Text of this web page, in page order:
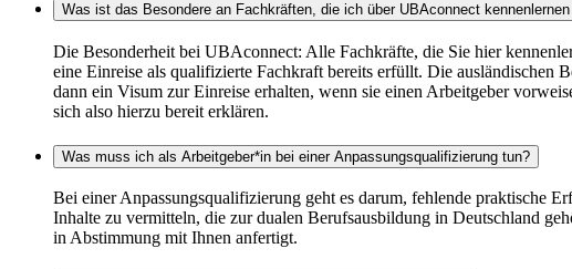
Was ist das Besondere an Fachkräften, die ich über UBAconnect
Die Besonderheit bei UBAconnect: Alle Fachkräfte, die Sie hier
eine Einreise als qualifizierte Fachkraft bereits erfüllt. Die ausländischen
dann ein Visum zur Einreise erhalten, wenn sie einen Arbeitgeber
sich also hierzu bereit erklären.
Was muss ich als Arbeitgeber*in bei einer Anpassungsqualifizierung tun?
Bei einer Anpassungsqualifizierung geht es darum, fehlende praktische
Inhalte zu vermitteln, die zur dualen Berufsausbildung in Deutschland
in Abstimmung mit Ihnen anfertigt.